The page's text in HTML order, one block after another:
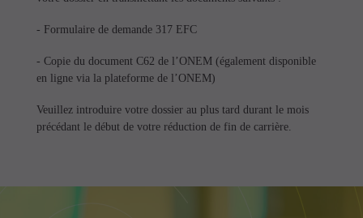
- Formulaire de demande 317 EFC
- Copie du document C62 de l’ONEM (également disponible
en ligne via la plateforme de l’ONEM)
Veuillez introduire votre dossier au plus tard durant le mois
précédant le début de votre réduction de fin de carrière.